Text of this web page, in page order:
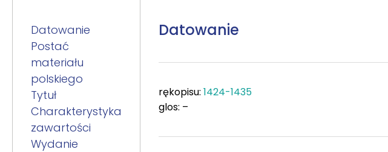
Datowanie
Postać
materiału
polskiego
Tytuł
Charakterystyka
zawartości
Wydanie
Datowanie
rękopisu: 1424-1435
glos: –